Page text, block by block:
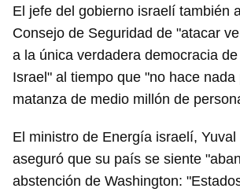
El jefe del gobierno israelí también
Consejo de Seguridad de "atacar
a la única verdadera democracia
Israel" al tiempo que "no hace
matanza de medio millón de
El ministro de Energía israelí, Yuval
aseguró que su país se siente
abstención de Washington: